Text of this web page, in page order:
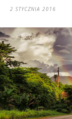
2 STYCZNIA 2016